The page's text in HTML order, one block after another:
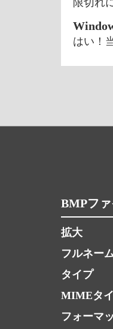
限切れ
はい！
BMPフ
拡大
フルネー
タイプ
MIMEタ
フォーマ